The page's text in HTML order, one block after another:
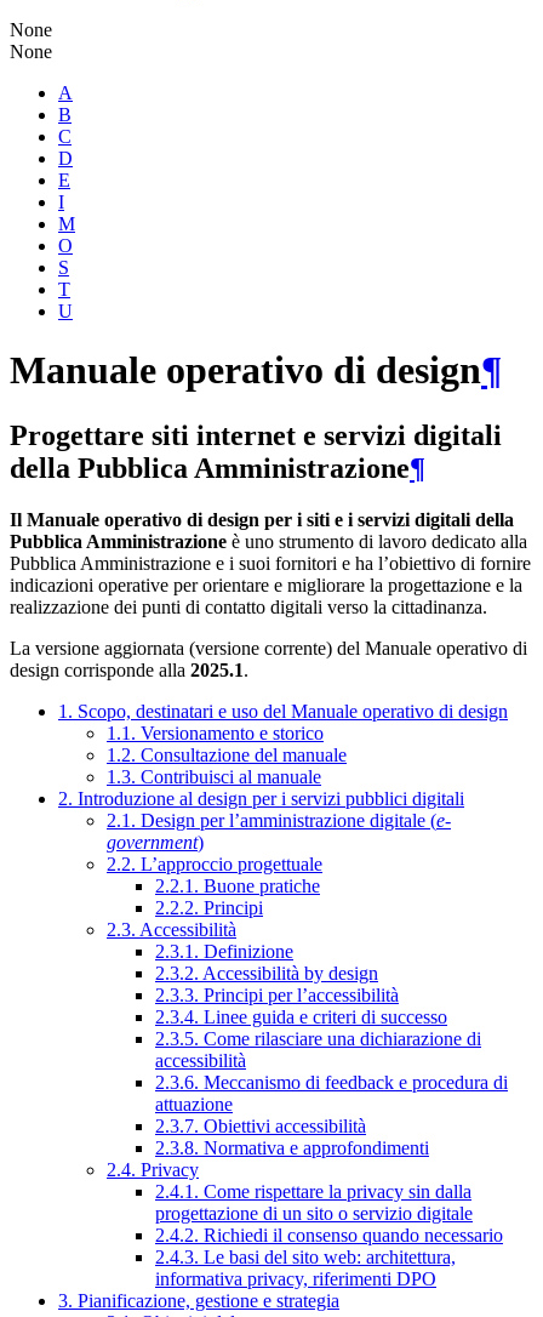
None
None
A
B
C
D
E
I
M
O
S
T
U
Manuale operativo di design¶
Progettare siti internet e servizi digitali
della Pubblica Amministrazione¶
Il Manuale operativo di design per i siti e i servizi digitali della
Pubblica Amministrazione è uno strumento di lavoro dedicato alla
Pubblica Amministrazione e i suoi fornitori e ha l’obiettivo di fornire
indicazioni operative per orientare e migliorare la progettazione e la
realizzazione dei punti di contatto digitali verso la cittadinanza.
La versione aggiornata (versione corrente) del Manuale operativo di
design corrisponde alla 2025.1.
1. Scopo, destinatari e uso del Manuale operativo di design
1.1. Versionamento e storico
1.2. Consultazione del manuale
1.3. Contribuisci al manuale
2. Introduzione al design per i servizi pubblici digitali
2.1. Design per l’amministrazione digitale (e-
government)
2.2. L’approccio progettuale
2.2.1. Buone pratiche
2.2.2. Principi
2.3. Accessibilità
2.3.1. Definizione
2.3.2. Accessibilità by design
2.3.3. Principi per l’accessibilità
2.3.4. Linee guida e criteri di successo
2.3.5. Come rilasciare una dichiarazione di
accessibilità
2.3.6. Meccanismo di feedback e procedura di
attuazione
2.3.7. Obiettivi accessibilità
2.3.8. Normativa e approfondimenti
2.4. Privacy
2.4.1. Come rispettare la privacy sin dalla
progettazione di un sito o servizio digitale
2.4.2. Richiedi il consenso quando necessario
2.4.3. Le basi del sito web: architettura,
informativa privacy, riferimenti DPO
3. Pianificazione, gestione e strategia